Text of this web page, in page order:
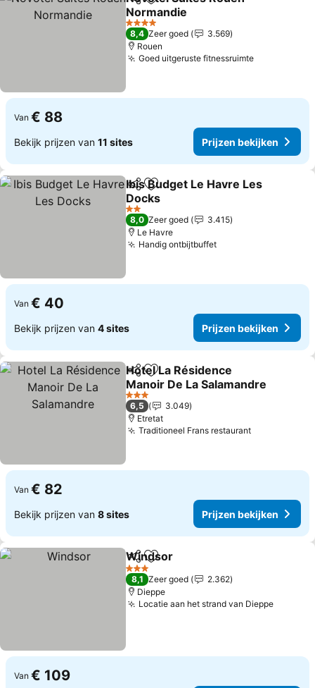
DelenToevoegen aan favorieten
Normandie
4 Sterren
8,4 Zeer goed
3.569
Rouen
Goed uitgeruste fitnessruimte
Van € 88
Bekijk prijzen van 11 sites Prijzen bekijken
DelenToevoegen aan favorieten
Ibis Budget Le Havre Les
Docks
2 Sterren
8,0 Zeer goed
3.415
Le Havre
Handig ontbijtbuffet
Van € 40
Bekijk prijzen van 4 sites Prijzen bekijken
DelenToevoegen aan favorieten
Hotel La Résidence
Manoir De La Salamandre
3 Sterren
6,5
3.049
Etretat
Traditioneel Frans restaurant
Van € 82
Bekijk prijzen van 8 sites Prijzen bekijken
DelenToevoegen aan favorieten
Windsor
3 Sterren
8,1 Zeer goed
2.362
Dieppe
Locatie aan het strand van Dieppe
Van € 109